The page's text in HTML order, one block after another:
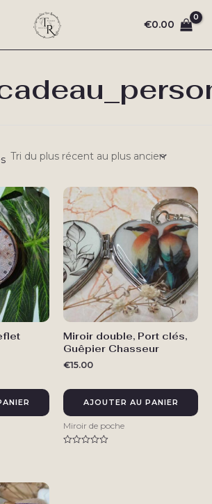
€0.00
Trié
récent
au
plus
ancien
Miroir double, Port clés,
Guêpier Chasseur
€15.00
AJOUTER AU PANIER
Miroir de poche